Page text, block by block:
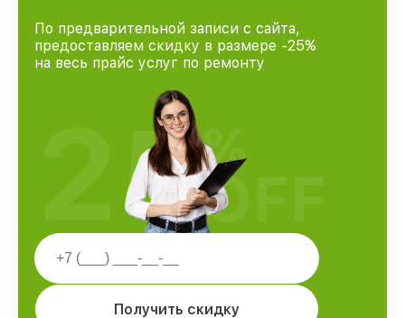
По предварительной записи с сайта,
предоставляем скидку в размере -25%
на весь прайс услуг по ремонту
Получить скидку
25%
OFF